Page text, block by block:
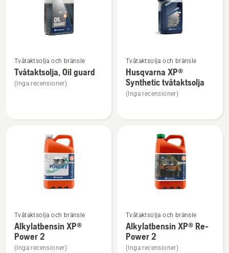
mer
information
om
Tvåtaktsolja och bränsle
Tvåtaktsolja, Oil guard
(Inga recensioner)
mer
information
om
Husqvarna
tvåtaktsolja
Tvåtaktsolja och bränsle
Husqvarna XP®
Synthetic tvåtaktsolja
(Inga recensioner)
mer
information
om
Tvåtaktsolja och bränsle
Alkylatbensin XP®
Power 2
(Inga recensioner)
mer
information
om
Tvåtaktsolja och bränsle
Alkylatbensin XP® Re-
Power 2
(Inga recensioner)